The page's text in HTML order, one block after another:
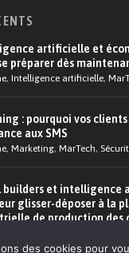
artificielle et
préparer dès
,Intelligence artificielle,
: pourquoi vos
aux SMS
,Marketing,MarTech,
builders et intelligence
glisser-déposer à la
de production des
des cookies pour